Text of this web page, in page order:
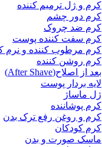
کرم و ژل ترمیم کننده
کرم دور چشم
کرم ضد چروک
کرم سفت کننده پوست
کرم مرطوب کننده و نرم
کرم روشن کننده
بعد از اصلاح(After Shave)
لایه بردار پوست
ژل ماساژ
کرم پوشاننده
کرم و روغن رفع ترک بدن
کرم کودکان
ماسک صورت و بدن